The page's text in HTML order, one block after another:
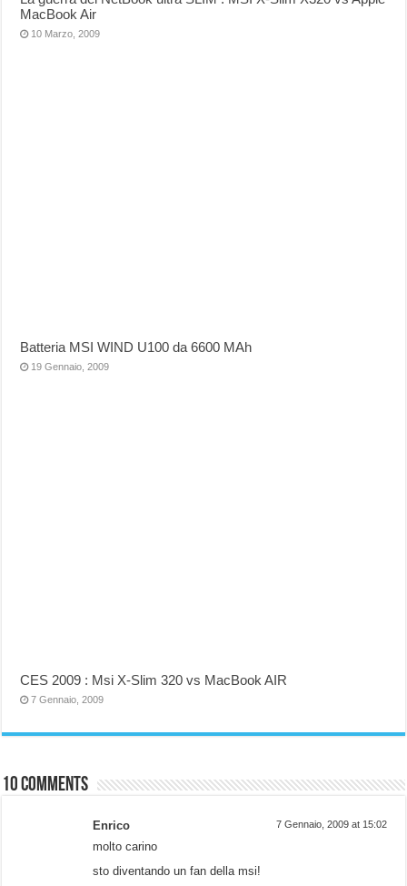
MacBook Air
10 Marzo, 2009
Batteria MSI WIND U100 da 6600 MAh
19 Gennaio, 2009
CES 2009 : Msi X-Slim 320 vs MacBook AIR
7 Gennaio, 2009
10 comments
Enrico 7 Gennaio, 2009 at 15:02
molto carino
sto diventando un fan della msi!